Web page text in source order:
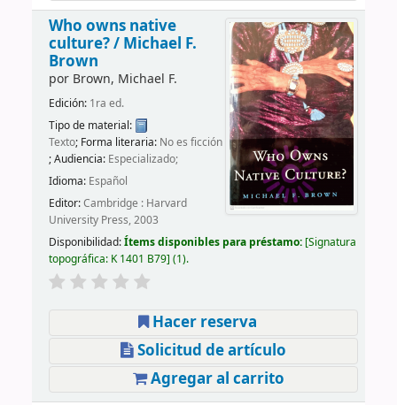
Who owns native
culture? / Michael F.
Brown
por Brown, Michael F.
Edición: 1ra ed.
Tipo de material:
Texto; Forma literaria: No es ficción
; Audiencia: Especializado;
Idioma: Español
Editor:Cambridge : Harvard
University Press, 2003
Disponibilidad:Ítems disponibles para préstamo: Signatura
topográfica: K 1401 B79 (1).
Hacer reserva
Solicitud de artículo
Agregar al carrito